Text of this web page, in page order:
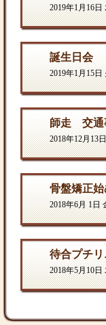
2019年1月16日
誕生日会
2019年1月15日
師走 交通
2018年12月13
2018年6月 1日
2018年5月10日